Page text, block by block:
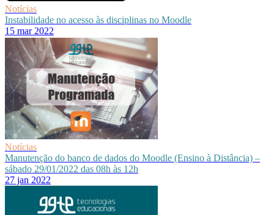
Notícias
Instabilidade no acesso às disciplinas no Moodle
15 mar 2022
Notícias
Manutenção do banco de dados do Moodle (Ensino à Distância) –
sábado 29/01/2022 das 08h às 12h
27 jan 2022